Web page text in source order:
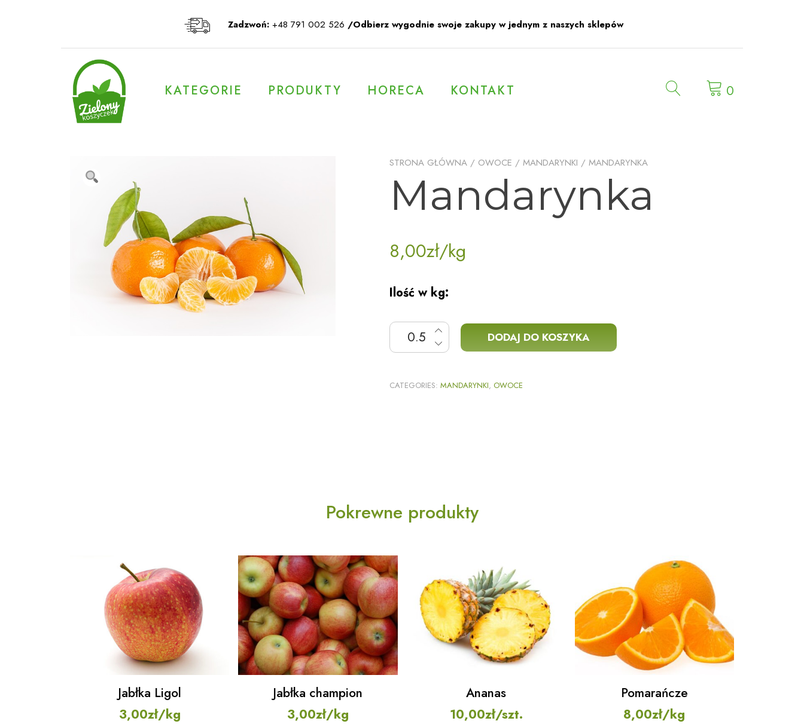
Zadzwoń: +48 791 002 526 /Odbierz wygodnie swoje zakupy w jednym z naszych sklepów
KATEGORIE PRODUKTY HORECA KONTAKT 0
STRONA GŁÓWNA / OWOCE / MANDARYNKI / MANDARYNKA
Mandarynka
8,00zł/kg
Ilość w kg:
ilość Mandarynka DODAJ DO KOSZYKA
CATEGORIES: MANDARYNKI, OWOCE
Pokrewne produkty
Jabłka Ligol
3,00zł/kg
Jabłka champion
3,00zł/kg
Ananas
10,00zł/szt.
Pomarańcze
8,00zł/kg